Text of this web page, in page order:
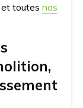
et toutes nos